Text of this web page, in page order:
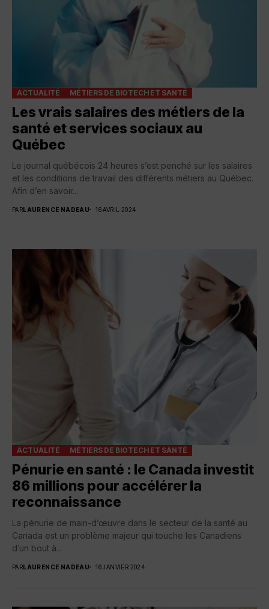
ACTUALITÉ MÉTIERS DE BIOTECH ET SANTÉ
Les vrais salaires des métiers de la
santé et services sociaux au
Québec
Le journal québécois 24 heures s’est penché sur les salaires
et les conditions de travail des différents métiers au Québec.
Afin d’en savoir...
PARLAURENCE NADEAU 16 AVRIL 2024
ACTUALITÉ MÉTIERS DE BIOTECH ET SANTÉ
Pénurie en santé : le Canada investit
86 millions pour accélérer la
reconnaissance
La pénurie de main-d’œuvre dans le secteur de la santé au
Canada est un problème majeur qui touche les Canadiens
d’un bout à...
PARLAURENCE NADEAU 16 JANVIER 2024